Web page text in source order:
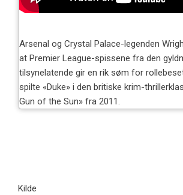
Arsenal og Crystal Palace-legenden
at Premier League-spissene fra den
tilsynelatende gir en rik søm for
spilte «Duke» i den britiske krim-
Gun of the Sun» fra 2011.
Kilde